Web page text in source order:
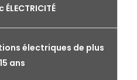
électriques de plus
ans